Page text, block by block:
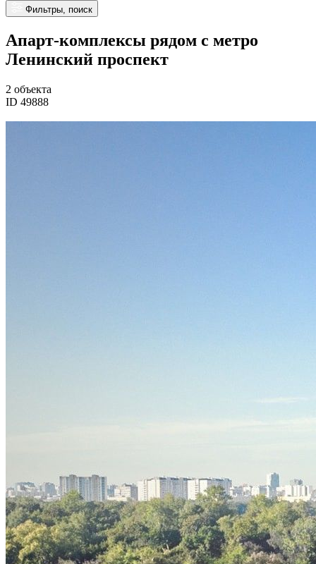
Фильтры, поиск
Апарт-комплексы рядом с метро
Ленинский проспект
2 объекта
ID 49888